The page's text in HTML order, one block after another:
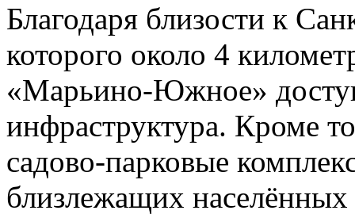
Благодаря близости к
которого около 4
«Марьино-Южное»
инфраструктура. Кроме
садово-парковые
близлежащих